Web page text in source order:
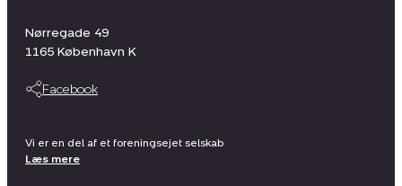
Nørregade 49
1165 København K
Facebook
Vi er en del af et foreningsejet selskab
Læs mere